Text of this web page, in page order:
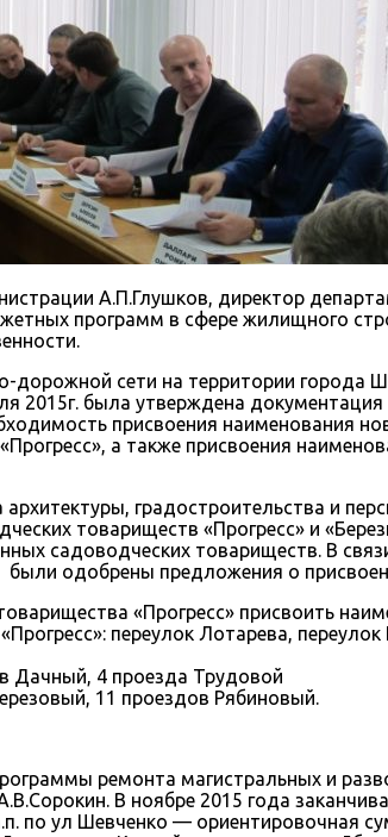
А.П.Глушков, директор
программ в сфере жилищного
сети на территории города
была утверждена документация
присвоения наименования
а также присвоения
градостроительства и
товариществ «Прогресс» и
садоводческих товариществ. В
одобрены предложения о
«Прогресс» присвоить
переулок Лотарева,
Дачный, 4 проезда Трудовой
11 проездов Рябиновый.
ремонта магистральных и
В ноябре 2015 года
ул Шевченко — ориентировочная